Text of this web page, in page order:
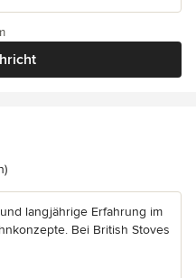
von 5 Sternen
langjährige Erfahrung im
Bei British Stoves